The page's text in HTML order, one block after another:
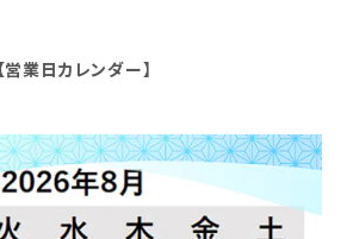
【営業日カレンダー】